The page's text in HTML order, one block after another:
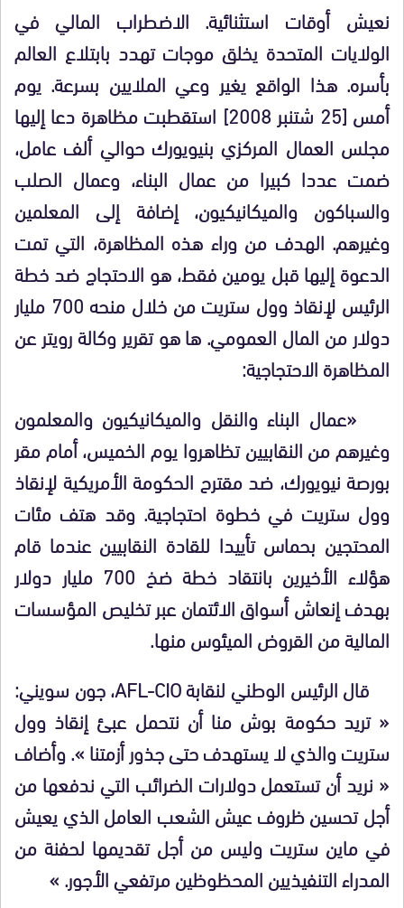
نعيش أوقات استثنائية. الاضطراب المالي في
الولايات المتحدة يخلق موجات تهدد بابتلاع العالم
بأسره. هذا الواقع يغير وعي الملايين بسرعة. يوم
أمس [25 شتنبر 2008] استقطبت مظاهرة دعا إليها
مجلس العمال المركزي بنيويورك حوالي ألف عامل،
ضمت عددا كبيرا من عمال البناء، وعمال الصلب
والسباكون والميكانيكيون، إضافة إلى المعلمين
وغيرهم. الهدف من وراء هذه المظاهرة، التي تمت
الدعوة إليها قبل يومين فقط، هو الاحتجاج ضد خطة
الرئيس لإنقاذ وول ستريت من خلال منحه 700 مليار
دولار من المال العمومي. ها هو تقرير وكالة رويتر عن
المظاهرة الاحتجاجية:
«عمال البناء والنقل والميكانيكيون والمعلمون
وغيرهم من النقابيين تظاهروا يوم الخميس، أمام مقر
بورصة نيويورك، ضد مقترح الحكومة الأمريكية لإنقاذ
وول ستريت في خطوة احتجاجية. وقد هتف مئات
المحتجين بحماس تأييدا للقادة النقابيين عندما قام
هؤلاء الأخيرين بانتقاد خطة ضخ 700 مليار دولار
بهدف إنعاش أسواق الائتمان عبر تخليص المؤسسات
المالية من القروض الميئوس منها.
قال الرئيس الوطني لنقابة AFL-CIO، جون سويني:
« تريد حكومة بوش منا أن نتحمل عبئ إنقاذ وول
ستريت والذي لا يستهدف حتى جذور أزمتنا ». وأضاف
« نريد أن تستعمل دولارات الضرائب التي ندفعها من
أجل تحسين ظروف عيش الشعب العامل الذي يعيش
في ماين ستريت وليس من أجل تقديمها لحفنة من
المدراء التنفيذيين المحظوظين مرتفعي الأجور. »